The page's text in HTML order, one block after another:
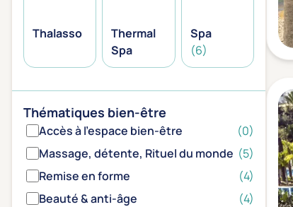
Thalasso
Thermal
Spa
Spa
(6)
Thématiques bien-être
Accès à l'espace bien-être
(0)
Massage, détente, Rituel du monde (5)
Remise en forme
(4)
Beauté & anti-âge
(4)